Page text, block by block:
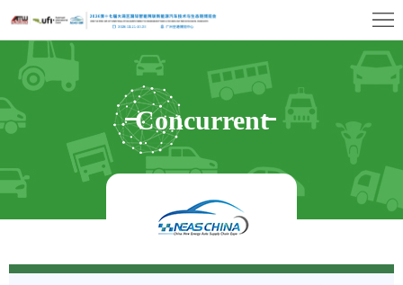
首
Exhibition
Profile
Exhibitor
Center
Concurrent
&Contact
Concurrent
Events